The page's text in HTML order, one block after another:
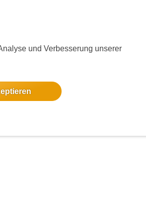
und Verbesserung unserer